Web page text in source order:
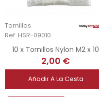
Tornillos
Ref: HSR-09010
10 x Tornillos Nylon M2 x 10
2,00 €
Añadir A La Cesta